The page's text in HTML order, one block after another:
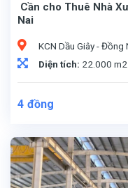
Cần cho Thuê Nhà
Nai
KCN Dầu Giây - Đồng
Diện tích: 22.000 m2
4 đồng